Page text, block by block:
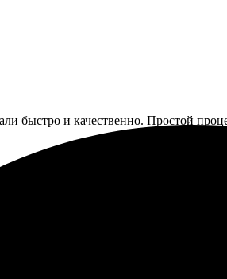
быстро и качественно. Простой
Все очень просто: загрузила